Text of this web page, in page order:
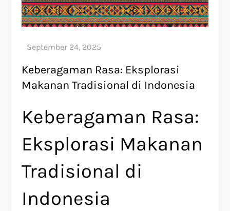
Keberagaman Rasa: Eksplorasi
Makanan Tradisional di Indonesia
Keberagaman Rasa:
Eksplorasi Makanan
Tradisional di
Indonesia